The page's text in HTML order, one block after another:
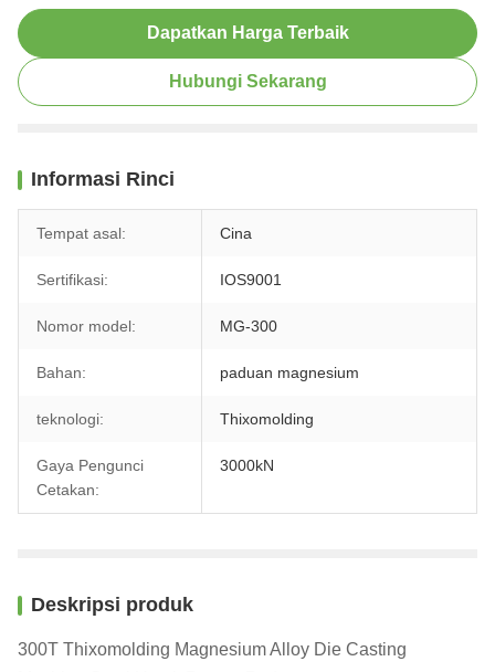
Dapatkan Harga Terbaik
Hubungi Sekarang
Informasi Rinci
Tempat asal: Cina
Sertifikasi: IOS9001
Nomor model: MG-300
Bahan: paduan magnesium
teknologi: Thixomolding
Gaya Pengunci
Cetakan:
3000kN
Deskripsi produk
300T Thixomolding Magnesium Alloy Die Casting